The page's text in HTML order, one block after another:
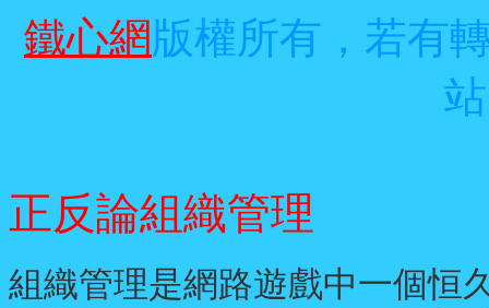
鐵心網版權所有，若有
正反論組織管理
組織管理是網路遊戲中一個恒